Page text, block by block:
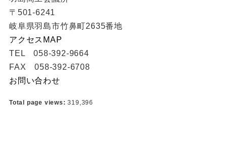
〒501-6241
岐阜県羽島市竹鼻町2635番地
アクセスMAP
TEL 058-392-9664
FAX 058-392-6708
お問い合わせ
Total page views:319,396